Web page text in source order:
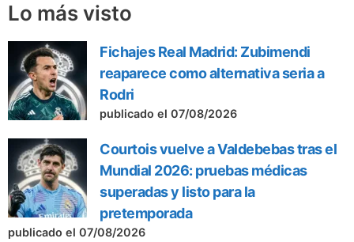
Lo más visto
Fichajes Real Madrid: Zubimendi
reaparece como alternativa seria a
Rodri
publicado el 07/08/2026
Courtois vuelve a Valdebebas tras el
Mundial 2026: pruebas médicas
superadas y listo para la
pretemporada
publicado el 07/08/2026